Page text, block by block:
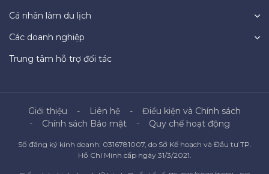
Cá nhân làm du lịch
Các doanh nghiệp
Trung tâm hỗ trợ đối tác
Giới thiệu Liên hệ
Điều kiện và Chính sách
Chính sách Bảo mật
Quy chế hoạt động
Số đăng ký kinh doanh: 0316781007, do Sở Kế hoạch và Đầu tư TP.
Hồ Chí Minh cấp ngày 31/3/2021.